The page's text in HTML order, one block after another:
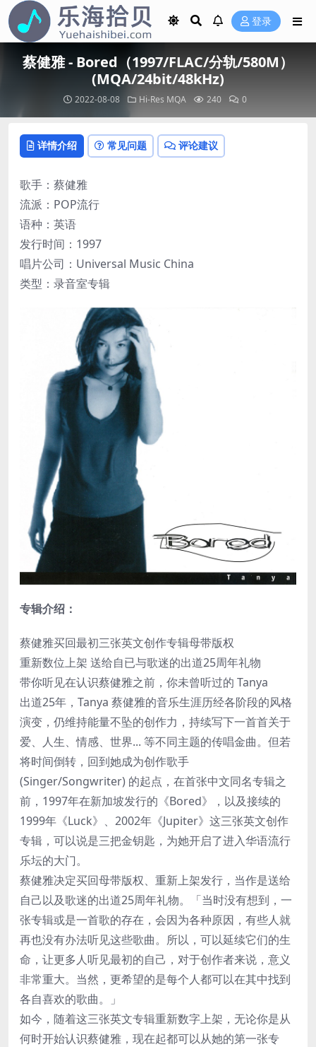
登录
蔡健雅 - Bored（1997/FLAC/分轨/580M）
(MQA/24bit/48kHz)
2022-08-08 Hi-Res MQA 240 0
详情介绍 常见问题 评论建议
歌手：蔡健雅
流派：POP流行
语种：英语
发行时间：1997
唱片公司：Universal Music China
类型：录音室专辑
专辑介绍：
蔡健雅买回最初三张英文创作专辑母带版权
重新数位上架 送给自已与歌迷的出道25周年礼物
带你听见在认识蔡健雅之前，你未曾听过的 Tanya
出道25年，Tanya 蔡健雅的音乐生涯历经各阶段的风格
演变，仍维持能量不坠的创作力，持续写下一首首关于
爱、人生、情感、世界... 等不同主题的传唱金曲。但若
将时间倒转，回到她成为创作歌手
(Singer/Songwriter) 的起点，在首张中文同名专辑之
前，1997年在新加坡发行的《Bored》，以及接续的
1999年《Luck》、2002年《Jupiter》这三张英文创作
专辑，可以说是三把金钥匙，为她开启了进入华语流行
乐坛的大门。
蔡健雅决定买回母带版权、重新上架发行，当作是送给
自己以及歌迷的出道25周年礼物。「当时没有想到，一
张专辑或是一首歌的存在，会因为各种原因，有些人就
再也没有办法听见这些歌曲。所以，可以延续它们的生
命，让更多人听见最初的自己，对于创作者来说，意义
非常重大。当然，更希望的是每个人都可以在其中找到
各自喜欢的歌曲。」
如今，随着这三张英文专辑重新数字上架，无论你是从
何时开始认识蔡健雅，现在起都可以从她的第一张专